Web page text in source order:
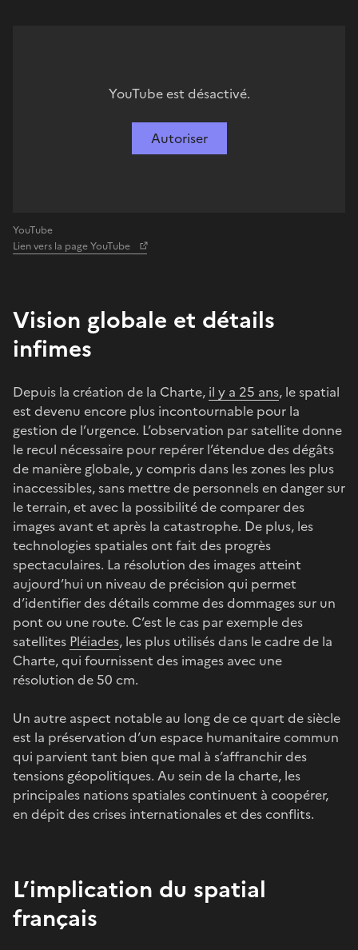
YouTube est désactivé.
Autoriser
YouTube
Lien vers la page YouTube
Vision globale et détails
infimes
Depuis la création de la Charte, il y a 25 ans, le spatial
est devenu encore plus incontournable pour la
gestion de l’urgence. L’observation par satellite donne
le recul nécessaire pour repérer l’étendue des dégâts
de manière globale, y compris dans les zones les plus
inaccessibles, sans mettre de personnels en danger sur
le terrain, et avec la possibilité de comparer des
images avant et après la catastrophe. De plus, les
technologies spatiales ont fait des progrès
spectaculaires. La résolution des images atteint
aujourd’hui un niveau de précision qui permet
d’identifier des détails comme des dommages sur un
pont ou une route. C’est le cas par exemple des
satellites Pléiades, les plus utilisés dans le cadre de la
Charte, qui fournissent des images avec une
résolution de 50 cm.
Un autre aspect notable au long de ce quart de siècle
est la préservation d’un espace humanitaire commun
qui parvient tant bien que mal à s’affranchir des
tensions géopolitiques. Au sein de la charte, les
principales nations spatiales continuent à coopérer,
en dépit des crises internationales et des conflits.
L’implication du spatial
français